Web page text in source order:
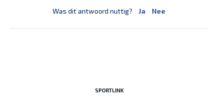
Was dit antwoord nuttig? Ja Nee
SPORTLINK